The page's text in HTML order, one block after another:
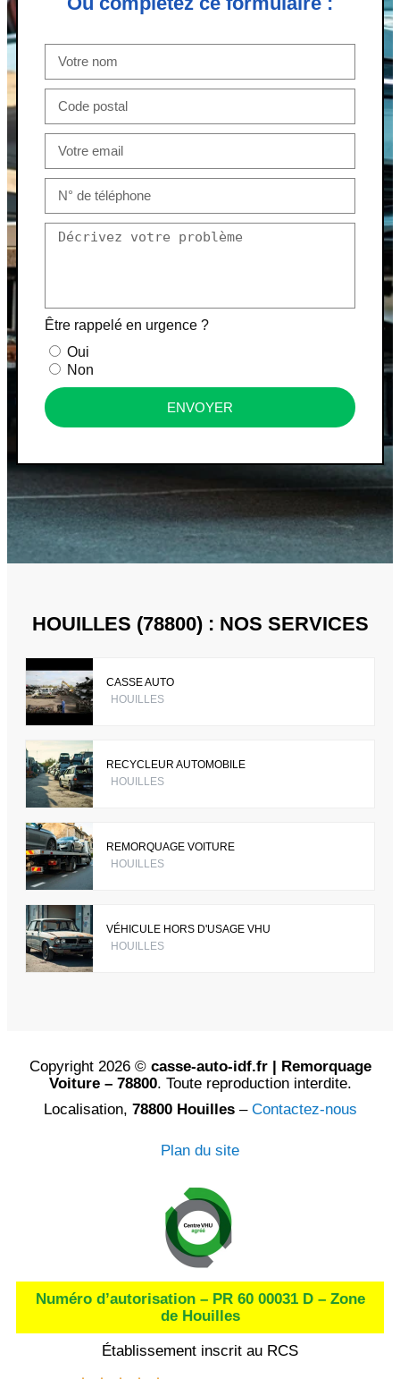
Être rappelé en urgence ?
Oui
Non
ENVOYER
HOUILLES (78800) : NOS SERVICES
CASSE AUTO
HOUILLES
RECYCLEUR AUTOMOBILE
HOUILLES
REMORQUAGE VOITURE
HOUILLES
VÉHICULE HORS D'USAGE VHU
HOUILLES
Copyright 2026 © casse-auto-idf.fr | Remorquage
Voiture – 78800. Toute reproduction interdite.
Localisation, 78800 Houilles– Contactez-nous
Plan du site
Numéro d’autorisation – PR 60 00031 D – Zone
de Houilles
Établissement inscrit au RCS